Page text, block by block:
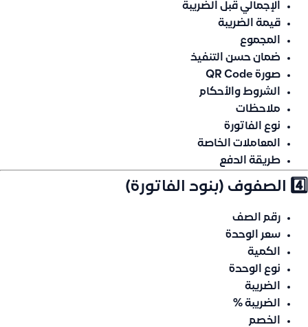
الإجمالي قبل الضريبة
قيمة الضريبة
المجموع
ضمان حسن التنفيذ
صورة QR Code
الشروط والأحكام
ملاحظات
نوع الفاتورة
المعاملات الخاصة
طريقة الدفع
4️⃣ الصفوف (بنود الفاتورة)
رقم الصف
سعر الوحدة
الكمية
نوع الوحدة
الضريبة
الضريبة %
الخصم